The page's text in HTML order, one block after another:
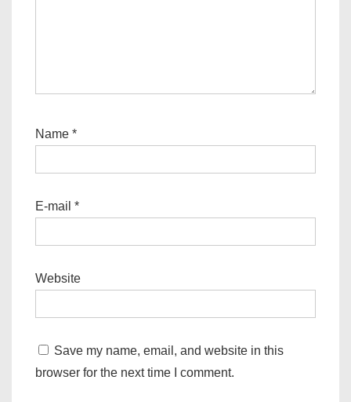
Name *
E-mail *
Website
Save my name, email, and website in this
browser for the next time I comment.